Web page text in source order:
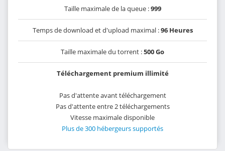
Taille maximale de la queue :999
Temps de download et d'upload maximal :96 Heures
Taille maximale du torrent :500 Go
Téléchargement premium illimité
Pas d'attente avant téléchargement
Pas d'attente entre 2 téléchargements
Vitesse maximale disponible
Plus de 300 hébergeurs supportés